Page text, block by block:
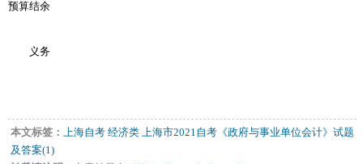
预算结余
义务
本文标签： 上海自考 经济类 上海市2021自考《政府与事业单位会计》试题
及答案(1)